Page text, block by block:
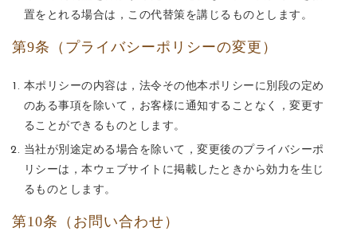
置をとれる場合は，この代替策を講じるものとします。
第9条（プライバシーポリシーの変更）
本ポリシーの内容は，法令その他本ポリシーに別段の定め
のある事項を除いて，お客様に通知することなく，変更す
ることができるものとします。
当社が別途定める場合を除いて，変更後のプライバシーポ
リシーは，本ウェブサイトに掲載したときから効力を生じ
るものとします。
第10条（お問い合わせ）